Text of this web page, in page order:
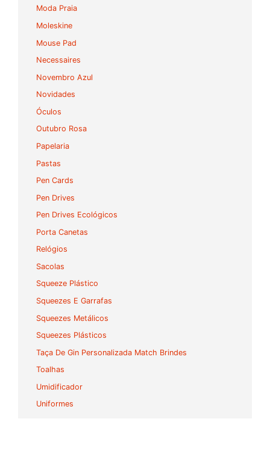
Moda Praia
Moleskine
Mouse Pad
Necessaires
Novembro Azul
Novidades
Óculos
Outubro Rosa
Papelaria
Pastas
Pen Cards
Pen Drives
Pen Drives Ecológicos
Porta Canetas
Relógios
Sacolas
Squeeze Plástico
Squeezes E Garrafas
Squeezes Metálicos
Squeezes Plásticos
Taça De Gin Personalizada Match Brindes
Toalhas
Umidificador
Uniformes